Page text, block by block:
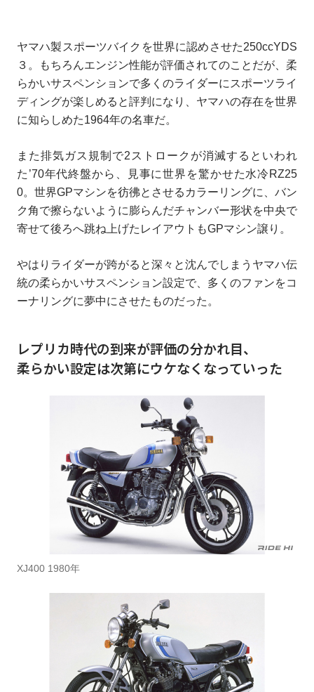
ヤマハ製スポーツバイクを世界に認めさせた250ccYDS
３。もちろんエンジン性能が評価されてのことだが、柔
らかいサスペンションで多くのライダーにスポーツライ
ディングが楽しめると評判になり、ヤマハの存在を世界
に知らしめた1964年の名車だ。
また排気ガス規制で2ストロークが消滅するといわれ
た’70年代終盤から、見事に世界を驚かせた水冷RZ25
0。世界GPマシンを彷彿とさせるカラーリングに、バン
ク角で擦らないように膨らんだチャンバー形状を中央で
寄せて後ろへ跳ね上げたレイアウトもGPマシン譲り。
やはりライダーが跨がると深々と沈んでしまうヤマハ伝
統の柔らかいサスペンション設定で、多くのファンをコ
ーナリングに夢中にさせたものだった。
レプリカ時代の到来が評価の分かれ目、
柔らかい設定は次第にウケなくなっていった
XJ400 1980年